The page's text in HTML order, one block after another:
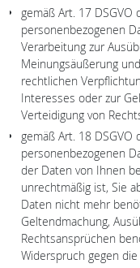
gemäß Art. 17
personenbezogenen
Verarbeitung zur
Meinungsäußerung
rechtlichen
Interesses oder zur
Verteidigung von
gemäß Art. 18
personenbezogenen
der Daten von Ihnen
unrechtmäßig ist, Sie
Daten nicht mehr
Geltendmachung,
Rechtsansprüchen
Widerspruch gegen